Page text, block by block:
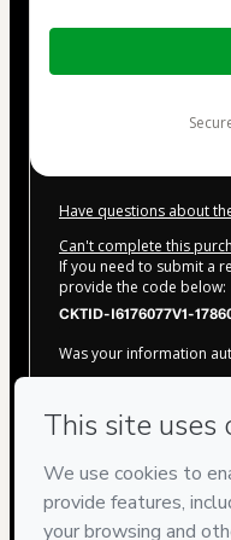
Total
Have questions about
Can't complete this
If you need to submit a
provide the code below:
CKTID-I6176077V1-
Was your information
Academyand has no
Policyandother
authorized and
Learn more about your